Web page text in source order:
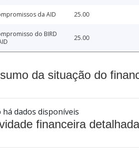
da AID 25.00
do BIRD
25.00
da situação do
há dados disponíveis
financeira